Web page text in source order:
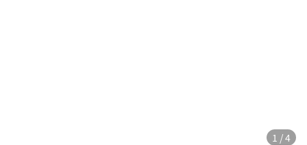
1 / 4